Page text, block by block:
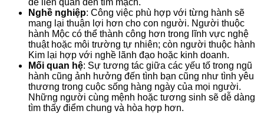
đề liên quan đến tim mạch.
Nghề nghiệp: Công việc phù hợp với từng hành sẽ
mang lại thuận lợi hơn cho con người. Người thuộc
hành Mộc có thể thành công hơn trong lĩnh vực nghệ
thuật hoặc môi trường tự nhiên; còn người thuộc hành
Kim lại hợp với nghề lãnh đạo hoặc kinh doanh.
Mối quan hệ: Sự tương tác giữa các yếu tố trong ngũ
hành cũng ảnh hưởng đến tình bạn cũng như tình yêu
thương trong cuộc sống hàng ngày của mọi người.
Những người cùng mệnh hoặc tương sinh sẽ dễ dàng
tìm thấy điểm chung và hòa hợp hơn.